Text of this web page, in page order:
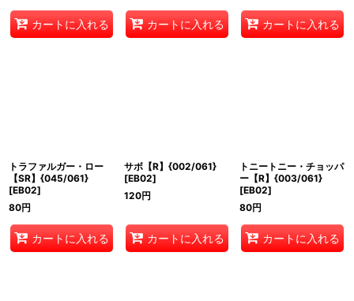
カートに入れる カートに入れる カートに入れる
トラファルガー・ロー
【SR】{045/061}
[EB02]
80円
カートに入れる
サボ【R】{002/061}
[EB02]
120円
カートに入れる
トニートニー・チョッパ
ー【R】{003/061}
[EB02]
80円
カートに入れる